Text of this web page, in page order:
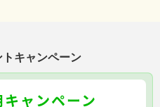
キャンペーン